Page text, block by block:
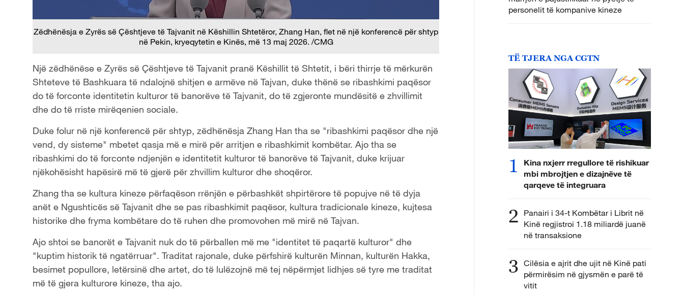
Zëdhënësja e Zyrës së Çështjeve të Tajvanit në Këshillin Shtetëror, Zhang Han, flet në një konferencë për shtyp
në Pekin, kryeqytetin e Kinës, më 13 maj 2026. /CMG
Një zëdhënëse e Zyrës së Çështjeve të Tajvanit pranë Këshillit të Shtetit, i bëri thirrje të mërkurën
Shteteve të Bashkuara të ndalojnë shitjen e armëve në Tajvan, duke thënë se ribashkimi paqësor
do të forconte identitetin kulturor të banorëve të Tajvanit, do të zgjeronte mundësitë e zhvillimit
dhe do të rriste mirëqenien sociale.
Duke folur në një konferencë për shtyp, zëdhënësja Zhang Han tha se "ribashkimi paqësor dhe një
vend, dy sisteme" mbetet qasja më e mirë për arritjen e ribashkimit kombëtar. Ajo tha se
ribashkimi do të forconte ndjenjën e identitetit kulturor të banorëve të Tajvanit, duke krijuar
njëkohësisht hapësirë ​​më të gjerë për zhvillim kulturor dhe shoqëror.
Zhang tha se kultura kineze përfaqëson rrënjën e përbashkët shpirtërore të popujve në të dyja
anët e Ngushticës së Tajvanit dhe se pas ribashkimit paqësor, kultura tradicionale kineze, kujtesa
historike dhe fryma kombëtare do të ruhen dhe promovohen më mirë në Tajvan.
Ajo shtoi se banorët e Tajvanit nuk do të përballen më me "identitet të paqartë kulturor" dhe
"kuptim historik të ngatërruar". Traditat rajonale, duke përfshirë kulturën Minnan, kulturën Hakka,
besimet popullore, letërsinë dhe artet, do të lulëzojnë më tej nëpërmjet lidhjes së tyre me traditat
më të gjera kulturore kineze, tha ajo.
personelit të kompanive kineze
TË TJERA NGA CGTN
1
Kina nxjerr rregullore të rishikuar
mbi mbrojtjen e dizajnëve të
qarqeve të integruara
2 Panairi i 34-t Kombëtar i Librit në
Kinë regjistroi 1.18 miliardë juanë
në transaksione
3 Cilësia e ajrit dhe ujit në Kinë pati
përmirësim në gjysmën e parë të
vitit